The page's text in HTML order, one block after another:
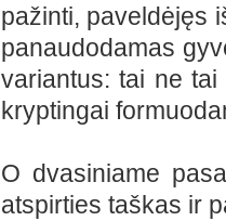
pažinti, paveldėjęs
panaudodamas
variantus: tai ne
kryptingai
O dvasiniame
atspirties taškas ir